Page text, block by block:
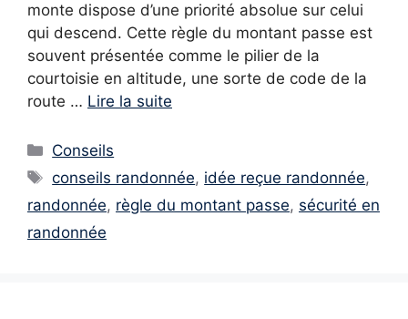
monte dispose d’une priorité absolue sur celui
qui descend. Cette règle du montant passe est
souvent présentée comme le pilier de la
courtoisie en altitude, une sorte de code de la
route … Lire la suite
Catégories
Conseils
Étiquettes
conseils randonnée, idée reçue randonnée,
randonnée, règle du montant passe, sécurité en
randonnée